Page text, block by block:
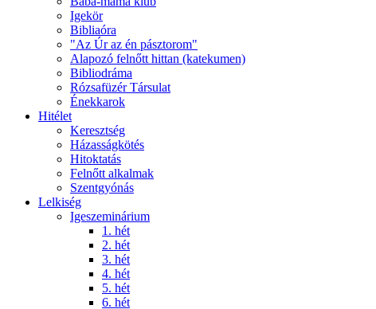
Igekör
Bibliaóra
"Az Úr az én pásztorom"
Alapozó felnőtt hittan (katekumen)
Bibliodráma
Rózsafüzér Társulat
Énekkarok
Hitélet
Keresztség
Házasságkötés
Hitoktatás
Felnőtt alkalmak
Szentgyónás
Lelkiség
Igeszeminárium
1. hét
2. hét
3. hét
4. hét
5. hét
6. hét